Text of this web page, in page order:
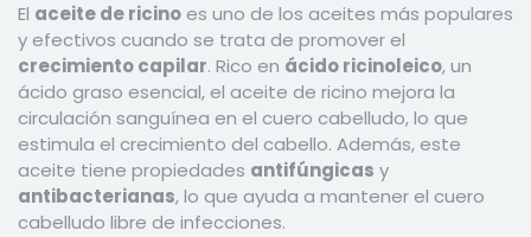
El aceite de ricino es uno de los aceites más populares
y efectivos cuando se trata de promover el
crecimiento capilar. Rico en ácido ricinoleico, un
ácido graso esencial, el aceite de ricino mejora la
circulación sanguínea en el cuero cabelludo, lo que
estimula el crecimiento del cabello. Además, este
aceite tiene propiedades antifúngicas y
antibacterianas, lo que ayuda a mantener el cuero
cabelludo libre de infecciones.